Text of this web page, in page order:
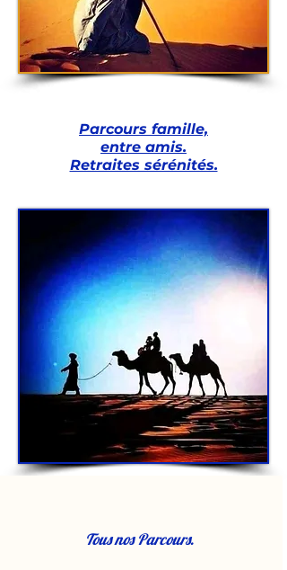
Parcours famille,
entre amis.
Retraites sérénités.
Tous nos Parcours.